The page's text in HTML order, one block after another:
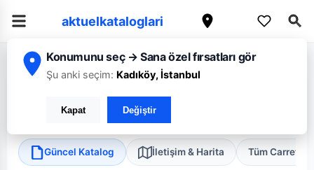
aktuelkataloglari
Konumunu seç → Sana özel fırsatları gör
Şu anki seçim: Kadıköy, İstanbul
Kapat Değiştir
Ana Sayfa/Kocaeli/ CarrefourSA/ Kocaeli Kandıra Mini
CarrefourSA Kocaeli Kandıra Mini
Kandıra, Kocaeli
Güncel Katalog İletişim & Harita Tüm